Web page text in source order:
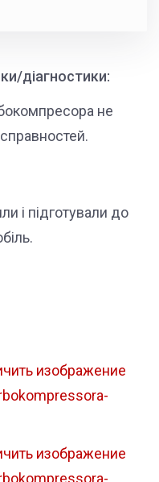
діагностики:
не
і підготували до